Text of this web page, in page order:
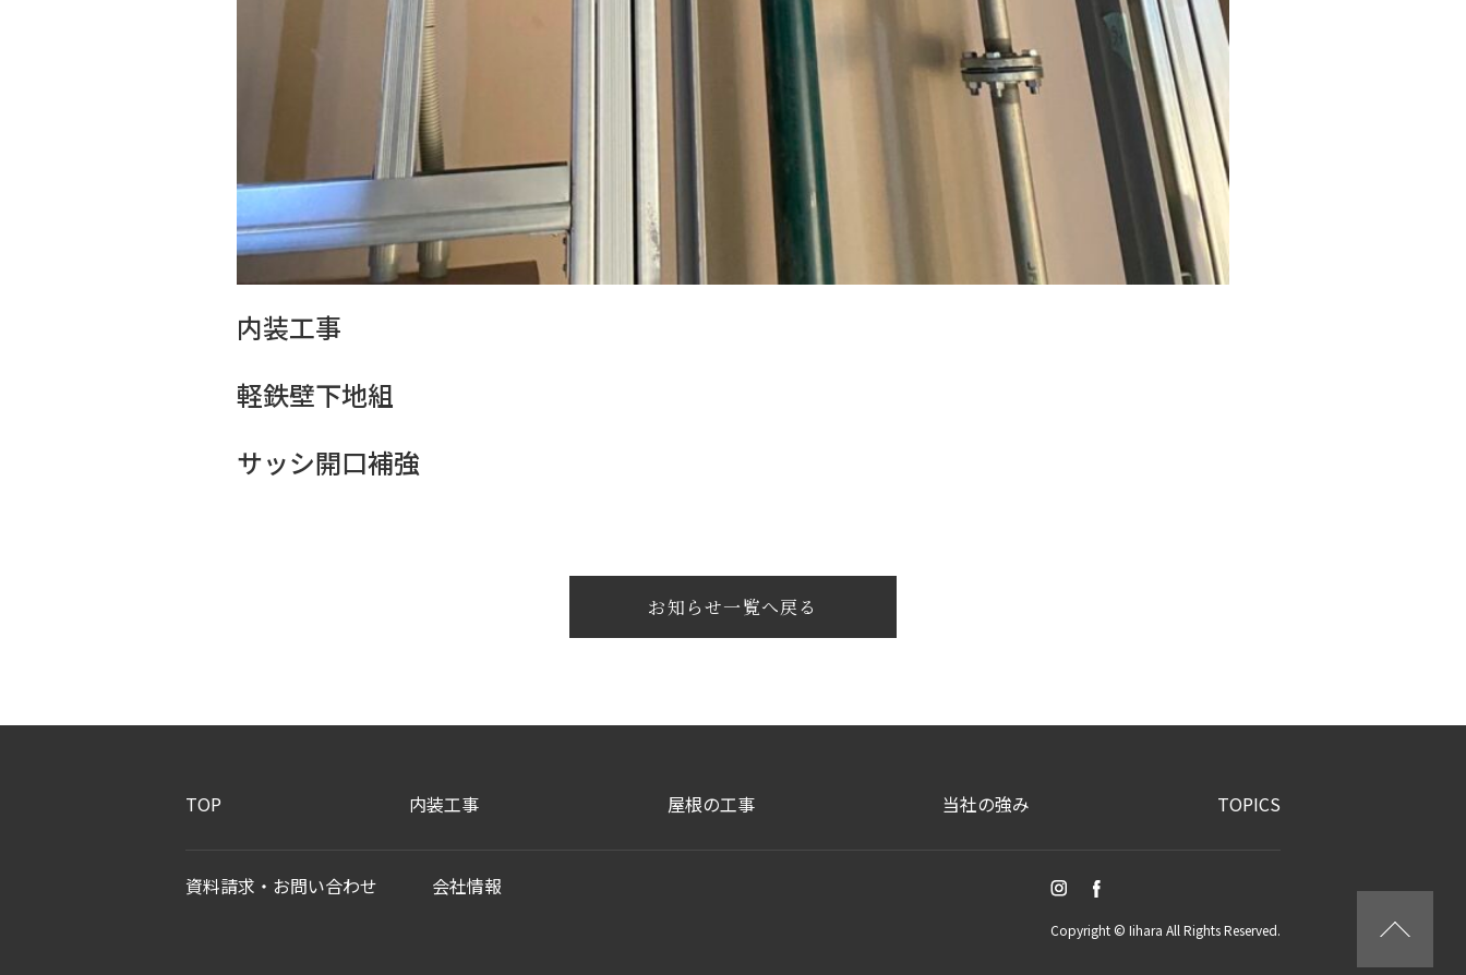
内装工事
軽鉄壁下地組
サッシ開口補強
お知らせ一覧へ戻る
TOP 内装工事 屋根の工事 当社の強み TOPICS
資料請求・お問い合わせ 会社情報
Copyright © Iihara All Rights Reserved.